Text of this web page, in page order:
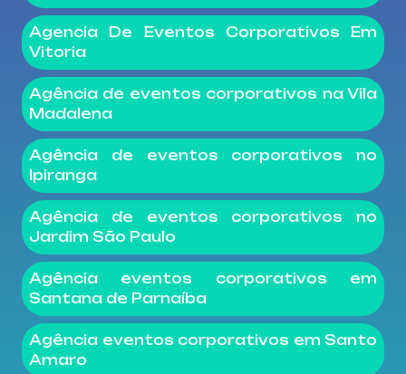
Agencia De Eventos Corporativos Em
Vitoria
Agência de eventos corporativos na Vila
Madalena
Agência de eventos corporativos no
Ipiranga
Agência de eventos corporativos no
Jardim São Paulo
Agência eventos corporativos em
Santana de Parnaíba
Agência eventos corporativos em Santo
Amaro